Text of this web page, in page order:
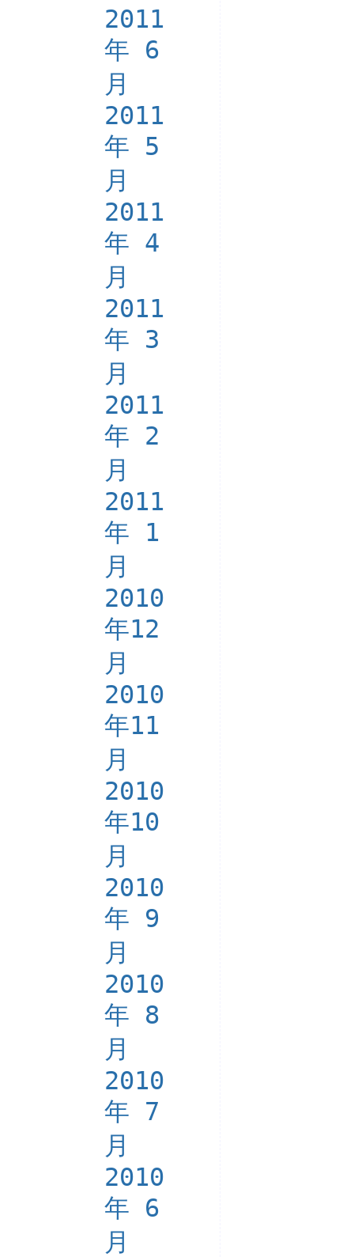
2011
年 6
月
2011
年 5
月
2011
年 4
月
2011
年 3
月
2011
年 2
月
2011
年 1
月
2010
年12
月
2010
年11
月
2010
年10
月
2010
年 9
月
2010
年 8
月
2010
年 7
月
2010
年 6
月